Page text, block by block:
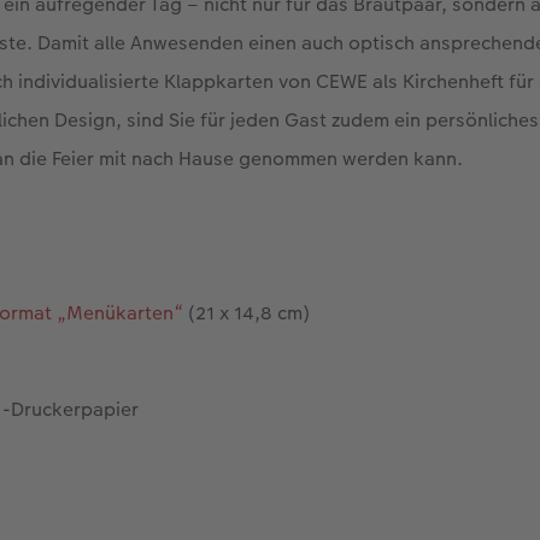
Damit alle Anwesenden einen auch optisch
individualisierte Klappkarten von CEWE als Kirchenheft für
Design, sind Sie für jeden Gast zudem ein
die Feier mit nach Hause genommen werden kann.
„Menükarten“ (21 x 14,8 cm)
Druckerpapier